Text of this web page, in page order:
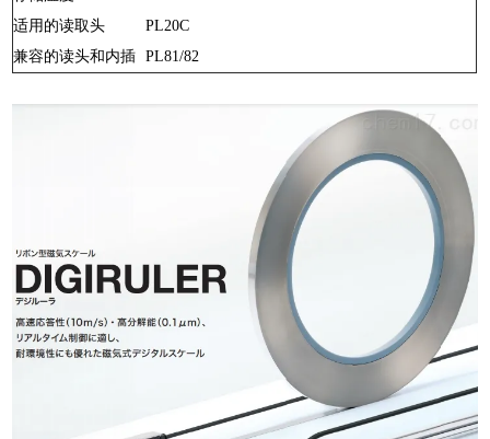
适用的读取头
PL20C
兼容的读头和内插
PL81/82